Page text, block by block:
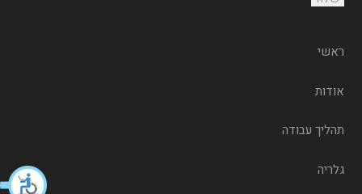
ראשי
אודות
תהליך עבודה
גלריה